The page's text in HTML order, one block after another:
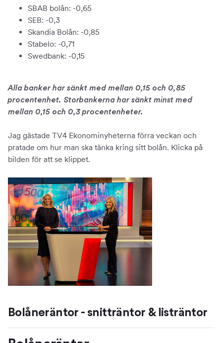
SBAB bolån: -0,65
SEB: -0,3
Skandia Bolån: -0,85
Stabelo: -0,71
Swedbank: -0,15
Alla banker har sänkt med mellan 0,15 och 0,85
procentenhet. Storbankerna har sänkt minst med
mellan 0,15 och 0,3 procentenheter.
Jag gästade TV4 Ekonominyheterna förra veckan och
pratade om hur man ska tänka kring sitt bolån. Klicka på
bilden för att se klippet.
Bolåneräntor - snitträntor & listräntor